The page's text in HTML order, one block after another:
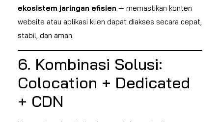
ekosistem jaringan efisien — memastikan konten
website atau aplikasi klien dapat diakses secara cepat,
stabil, dan aman.
6. Kombinasi Solusi:
Colocation + Dedicated
+ CDN